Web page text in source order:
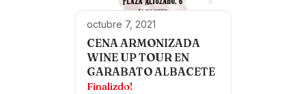
octubre 7, 2021
CENA ARMONIZADA
WINE UP TOUR EN
GARABATO ALBACETE
Finalizdo!